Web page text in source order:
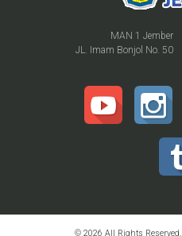
MAN 1 Jember
JL. Imam Bonjol No. 50
© 2026 All Rights Reserved.